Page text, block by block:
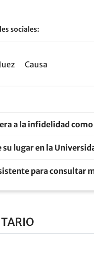
sociales:
Causa
a la infidelidad
su lugar en la
para consultar